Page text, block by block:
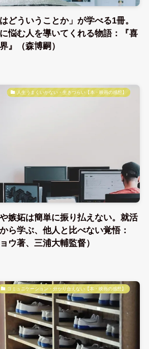
どういうことか」が学べる1冊。
悩む人を導いてくれる物語：『喜
』（森博嗣）
人生うまくいかない・生きづらい【本・映画の感想】
嫉妬は簡単に振り払えない。就活
ら学ぶ、他人と比べない覚悟：
ウ著、三浦大輔監督）
コミュニケーション・分かり合えない【本・映画の感想】